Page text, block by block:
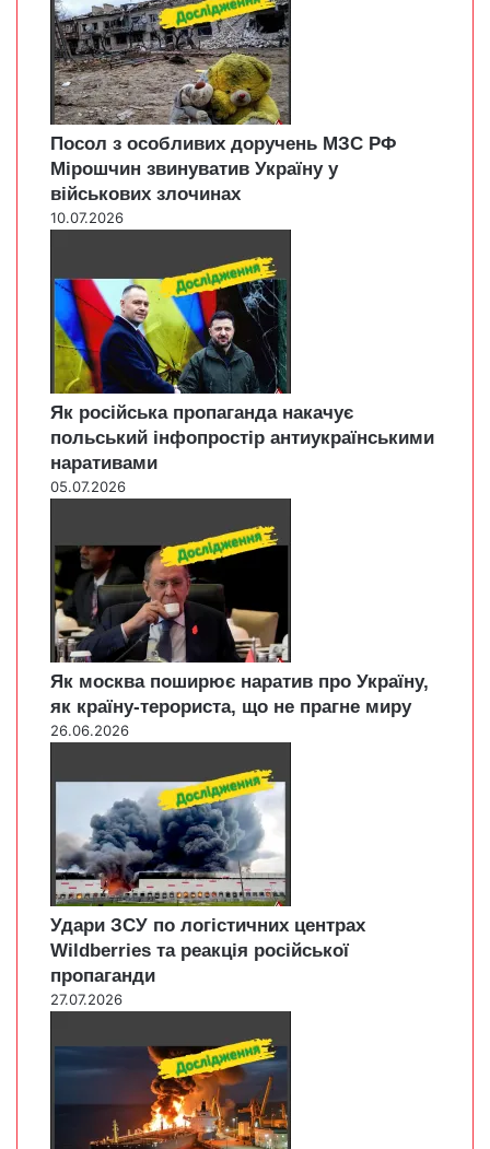
Посол з особливих доручень МЗС РФ
Мірошчин звинуватив Україну у
військових злочинах
10.07.2026
Як російська пропаганда накачує
польський інфопростір антиукраїнськими
наративами
05.07.2026
Як москва поширює наратив про Україну,
як країну-терориста, що не прагне миру
26.06.2026
Удари ЗСУ по логістичних центрах
Wildberries та реакція російської
пропаганди
27.07.2026